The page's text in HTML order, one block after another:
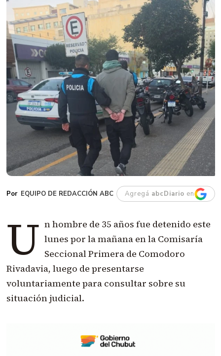
EQUIPO DE REDACCIÓN ABC Agregá abcDiario en
U n hombre de 35 años fue detenido este
lunes por la mañana en la Comisaría
Seccional Primera de Comodoro
Rivadavia, luego de presentarse
voluntariamente para consultar sobre su
situación judicial.